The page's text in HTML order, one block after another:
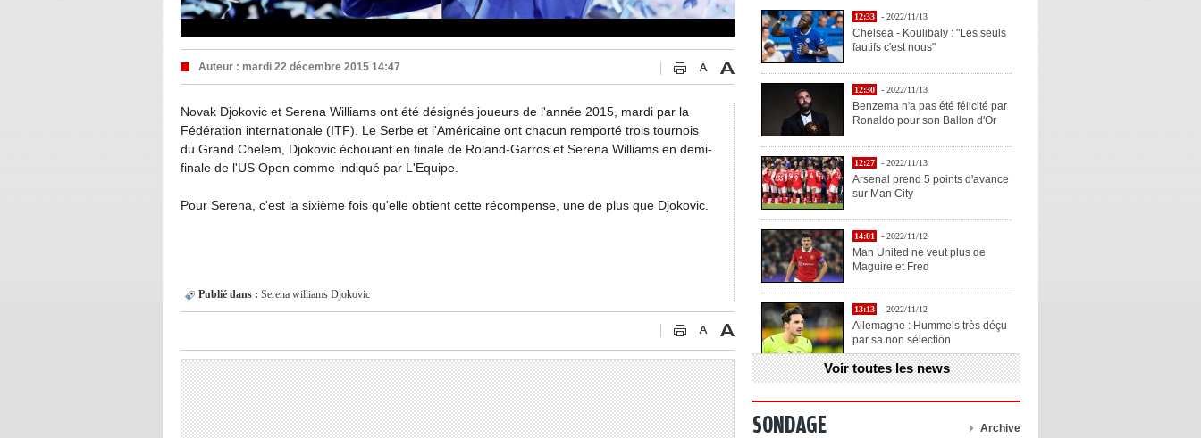
Auteur : mardi 22 décembre 2015 14:47
Novak Djokovic et Serena Williams ont été désignés joueurs de l'année 2015, mardi par la
Fédération internationale (ITF). Le Serbe et l'Américaine ont chacun remporté trois tournois
du Grand Chelem, Djokovic échouant en finale de Roland-Garros et Serena Williams en demi-
finale de l'US Open comme indiqué par L'Equipe.
Pour Serena, c'est la sixième fois qu'elle obtient cette récompense, une de plus que Djokovic.
Publié dans : Serena williams Djokovic
12:33 - 2022/11/13
Chelsea - Koulibaly : "Les seuls
fautifs c'est nous"
12:30 - 2022/11/13
Benzema n'a pas été félicité par
Ronaldo pour son Ballon d'Or
12:27 - 2022/11/13
Arsenal prend 5 points d'avance
sur Man City
14:01 - 2022/11/12
Man United ne veut plus de
Maguire et Fred
13:13 - 2022/11/12
Allemagne : Hummels très déçu
par sa non sélection
13:11 - 2022/11/12
Henry explique la chose qu'il
Voir toutes les news
SONDAGE Archive